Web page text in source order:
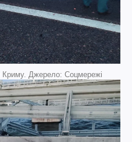
Криму. Джерело: Соцмережі